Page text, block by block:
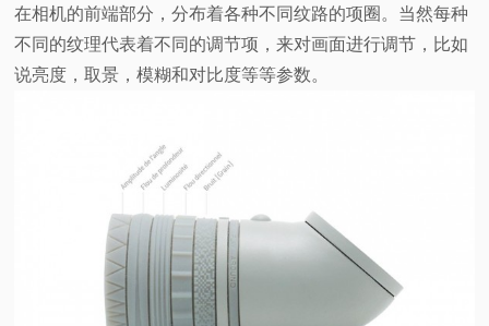
在相机的前端部分，分布着各种不同纹路的项圈。当然每种
不同的纹理代表着不同的调节项，来对画面进行调节，比如
说亮度，取景，模糊和对比度等等参数。